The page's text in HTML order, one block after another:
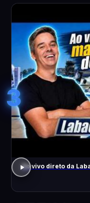
3
Ao vivo direto da